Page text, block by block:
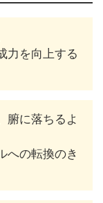
力を向上する
腑に落ちるよ
への転換のき